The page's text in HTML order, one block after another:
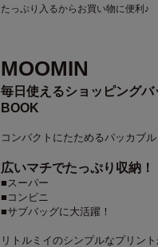
たっぷり入るからお買い物に便利♪
MOOMIN
毎日使えるショッピングバ
BOOK
コンパクトにたためるパッカブル
広いマチでたっぷり収納！
■スーパー
■コンビニ
■サブバッグに大活躍！
リトルミイのシンプルなプリン